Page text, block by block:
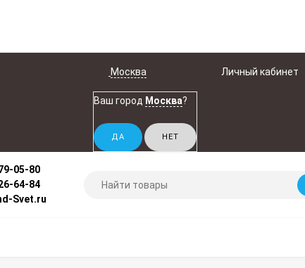
Москва
Ваш город Москва?
Личный кабинет
05-80
64-84
Svet.ru